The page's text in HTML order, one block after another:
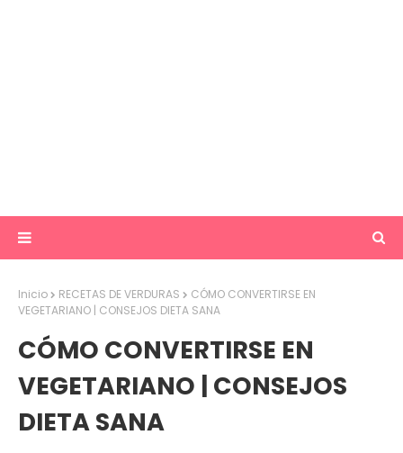
Inicio RECETAS DE VERDURAS
CÓMO CONVERTIRSE EN
VEGETARIANO | CONSEJOS DIETA SANA
CÓMO CONVERTIRSE EN
VEGETARIANO | CONSEJOS
DIETA SANA